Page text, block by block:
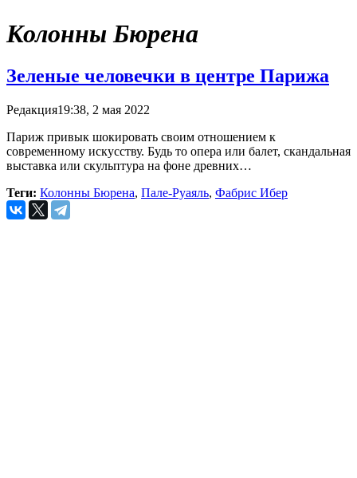
Колонны Бюрена
Зеленые человечки в центре Парижа
Редакция19:38, 2 мая 2022
Париж привык шокировать своим отношением к
современному искусству. Будь то опера или балет, скандальная
выставка или скульптура на фоне древних…
Теги: Колонны Бюрена, Пале-Руаяль, Фабрис Ибер